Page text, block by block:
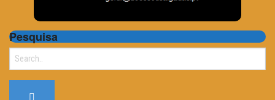
Pesquisa
Search